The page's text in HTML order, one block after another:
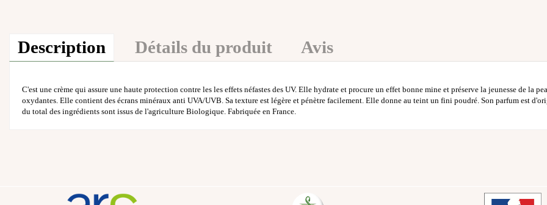
Description Détails du produit Avis
C'est une crème qui assure une haute protection contre les les effets néfastes des UV. Elle hydrate et procure un effet bonne mine et préserve la jeunesse de la
oxydantes. Elle contient des écrans minéraux anti UVA/UVB. Sa texture est légère et pénètre facilement. Elle donne au teint un fini poudré. Son parfum est
du total des ingrédients sont issus de l'agriculture Biologique. Fabriquée en France.